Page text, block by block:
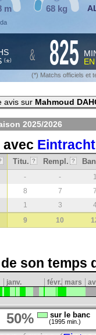
m 68 kg
(*) & 825
(*) Matchs officiels et
avis sur Mahmoud
2025/2026
Titu. ? Rempl. ?
- -
8 7
1 3
9 10
son temps
janv. févr. mars
50% sur le banc
(1995 min.)